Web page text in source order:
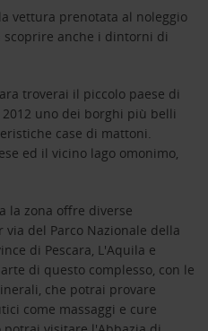
vettura prenotata al noleggio
scoprire anche i dintorni di
troverai il piccolo paese di
uno dei borghi più belli
case di mattoni.
ed il vicino lago omonimo,
la zona offre diverse
del Parco Nazionale della
di Pescara, L'Aquila e
di questo complesso, con le
che potrai provare
come massaggi e cure